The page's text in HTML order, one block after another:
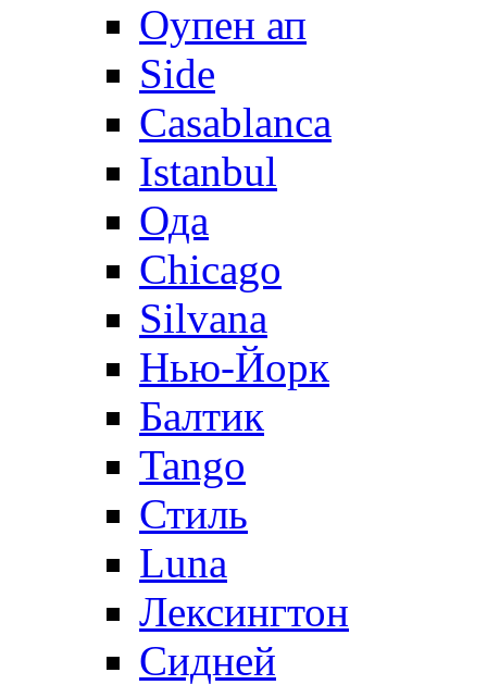
Оупен ап
Side
Casablanca
Istanbul
Ода
Chicago
Silvana
Нью-Йорк
Балтик
Tango
Стиль
Luna
Лексингтон
Сидней